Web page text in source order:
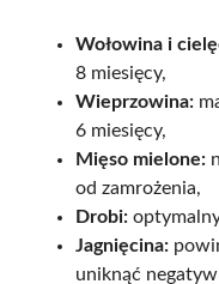
Wołowina i
8 miesięcy,
Wieprzowina:
6 miesięcy,
Mięso mielone:
od zamrożenia,
Drobi:
Jagnięcina:
uniknąć